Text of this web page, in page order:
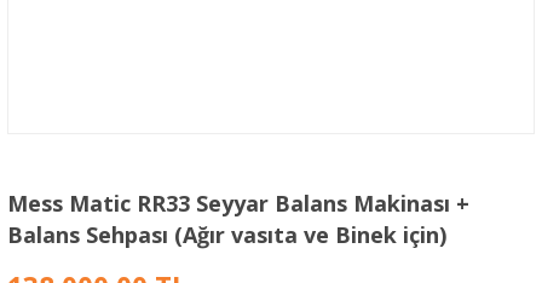
Mess Matic RR33 Seyyar Balans Makinası +
Balans Sehpası (Ağır vasıta ve Binek için)